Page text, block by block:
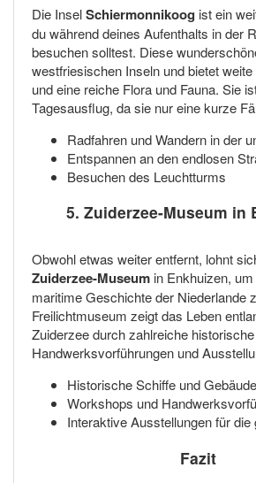
Die InselSchiermonnikoog ist ein
du während deines Aufenthalts in der
besuchen solltest. Diese
westfriesischen Inseln und bietet
und eine reiche Flora und Fauna. Sie
Tagesausflug, da sie nur eine kurze
Radfahren und Wandern in der
Entspannen an den endlosen
Besuchen des Leuchtturms
5. Zuiderzee-Museum in
Obwohl etwas weiter entfernt, lohnt
Zuiderzee-Museum in Enkhuizen,
maritime Geschichte der Niederlande
Freilichtmuseum zeigt das Leben
Zuiderzee durch zahlreiche
Handwerksvorführungen und
Historische Schiffe und Gebäude
Workshops und
Interaktive Ausstellungen für die
Fazit